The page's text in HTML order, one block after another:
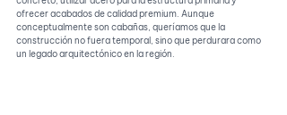
ofrecer acabados de calidad premium. Aunque
conceptualmente son cabañas, queríamos que la
construcción no fuera temporal, sino que perdurara como
un legado arquitectónico en la región.